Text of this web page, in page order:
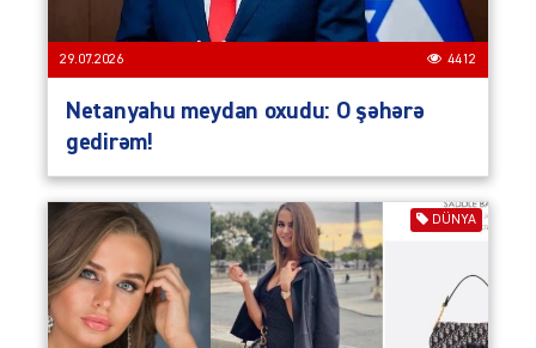
29.07.2026 4412
Netanyahu meydan oxudu: O şəhərə
gedirəm!
DÜNYA